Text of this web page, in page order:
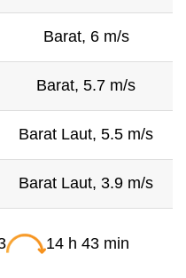
Barat, 6 m/s
Barat, 5.7 m/s
Barat Laut, 5.5 m/s
Barat Laut, 3.9 m/s
14 h 43 min